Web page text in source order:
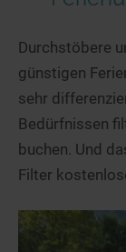
Durchstöbere
günstigen
sehr
Bedürfnissen
buchen. Und
Filter